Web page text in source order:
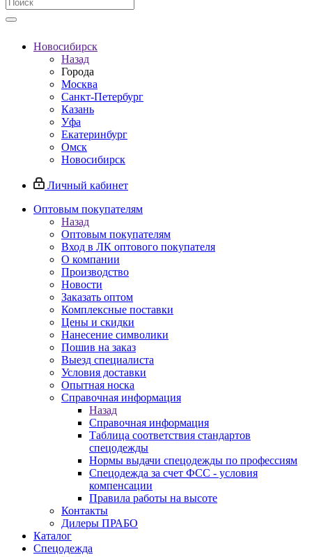
Новосибирск
Назад
Города
Москва
Санкт-Петербург
Казань
Уфа
Екатеринбург
Омск
Новосибирск
Личный кабинет
Оптовым покупателям
Назад
Оптовым покупателям
Вход в ЛК оптового покупателя
О компании
Производство
Новости
Заказать оптом
Комплексные поставки
Цены и скидки
Нанесение символики
Пошив на заказ
Выезд специалиста
Условия доставки
Опытная носка
Справочная информация
Назад
Справочная информация
Таблица соответствия стандартов
спецодежды
Нормы выдачи спецодежды по профессиям
Спецодежда за счет ФСС - условия
компенсации
Правила работы на высоте
Контакты
Дилеры ПРАБО
Каталог
Спецодежда